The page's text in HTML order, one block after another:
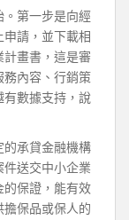
第一步是向經
請，並下載相
畫書，這是審
內容、行銷策
有數據支持，說
承貸金融機構
送交中小企業
保證，能有效
保品或保人的